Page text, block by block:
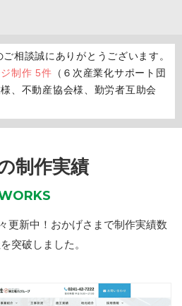
ご相談誠にありがとうございます。
制作 5件 （６次産業化サポート団
、不動産協会様、勤労者互助会
制作実績
更新中！おかげさまで制作実績数
突破しました。